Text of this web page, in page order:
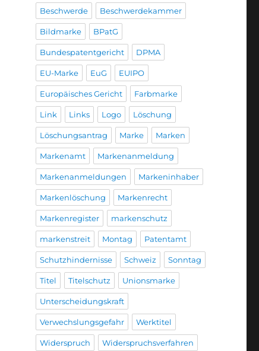
Beschwerde Beschwerdekammer
Bildmarke BPatG
Bundespatentgericht DPMA
EU-Marke EuG EUIPO
Europäisches Gericht Farbmarke
Link Links Logo Löschung
Löschungsantrag Marke Marken
Markenamt Markenanmeldung
Markenanmeldungen Markeninhaber
Markenlöschung Markenrecht
Markenregister markenschutz
markenstreit Montag Patentamt
Schutzhindernisse Schweiz Sonntag
Titel Titelschutz Unionsmarke
Unterscheidungskraft
Verwechslungsgefahr Werktitel
Widerspruch Widerspruchsverfahren